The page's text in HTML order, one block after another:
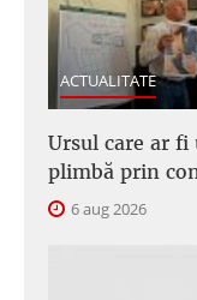
ACTUALITATE
Ursul care ar fi
plimbă prin
6 aug 2026